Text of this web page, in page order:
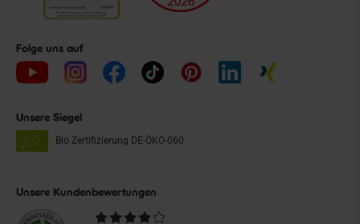
Folge uns auf
Unsere Siegel
Bio Zertifizierung DE-ÖKO-060
Unsere Kundenbewertungen
Durchschnittliche